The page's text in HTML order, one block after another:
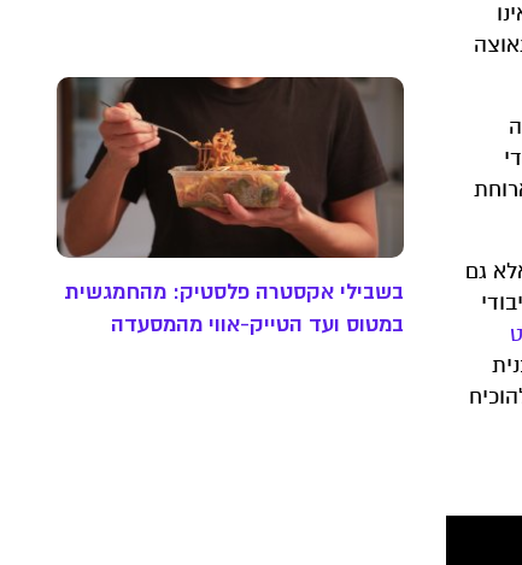
גם
כעת, עם תכנית
בשבילי אקסטרה פלסטיק: מהחמגשית
במטוס ועד הטייק-אווי מהמסעדה